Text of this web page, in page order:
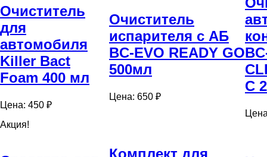
Очиститель
для
автомобиля
Killer Bact
Foam 400 мл
Цена: 450 ₽
Очиститель
испарителя с АБ
BC-EVO READY GO
500мл
Цена: 650 ₽
С
Акция!
Комплект для